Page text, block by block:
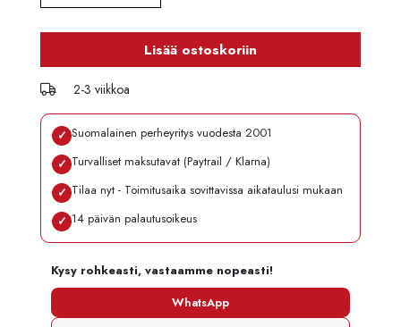
Lisää ostoskoriin
2-3 viikkoa
✓ Suomalainen perheyritys vuodesta 2001
✓ Turvalliset maksutavat (Paytrail / Klarna)
✓ Tilaa nyt - Toimitusaika sovittavissa aikataulusi mukaan
✓ 14 päivän palautusoikeus
Kysy rohkeasti, vastaamme nopeasti!
WhatsApp